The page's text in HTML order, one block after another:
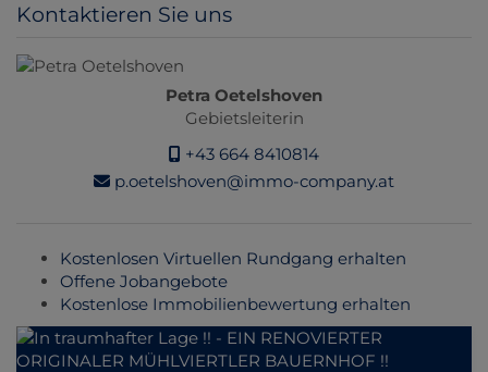
Kontaktieren Sie uns
Petra Oetelshoven
Gebietsleiterin
+43 664 8410814
p.oetelshoven@immo-company.at
Kostenlosen Virtuellen Rundgang erhalten
Offene Jobangebote
Kostenlose Immobilienbewertung erhalten